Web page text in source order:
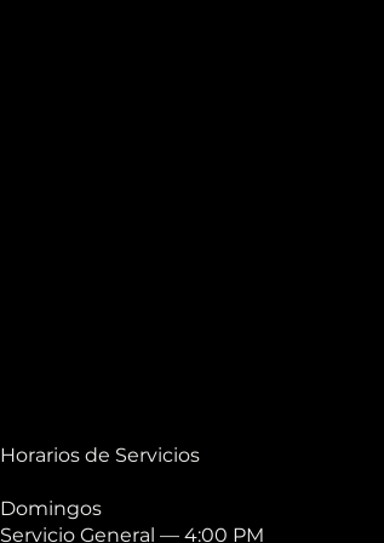
Horarios de Servicios
Domingos
Servicio General — 4:00 PM